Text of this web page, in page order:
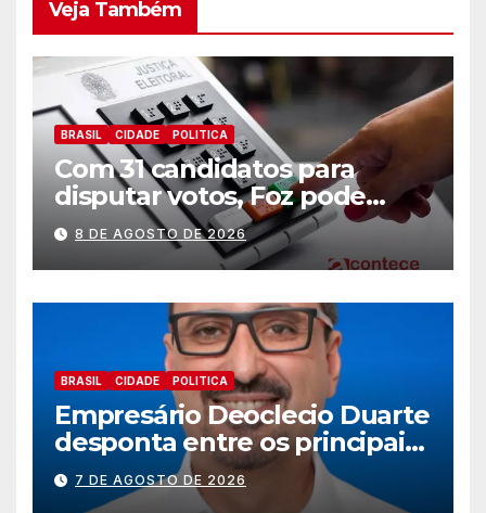
Veja Também
BRASIL CIDADE POLITICA
Com 31 candidatos para
disputar votos, Foz pode
perder representatividade
8 DE AGOSTO DE 2026
BRASIL CIDADE POLITICA
Empresário Deoclecio Duarte
desponta entre os principais
nomes do União Brasil para
deputado estadual
7 DE AGOSTO DE 2026